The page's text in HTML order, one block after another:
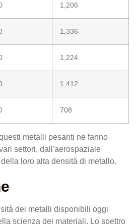
1,206
1,336
1,224
1,412
708
metalli pesanti ne fanno
settori, dall'aerospaziale
loro alta densità di metallo.
dei metalli disponibili oggi
scienza dei materiali. Lo spettro